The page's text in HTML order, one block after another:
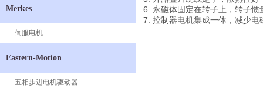
Merkes
伺服电机
Eastern-Motion
五相步进电机驱动器
6. 永磁体固定在转子上，转子惯
7. 控制器电机集成一体，减少电